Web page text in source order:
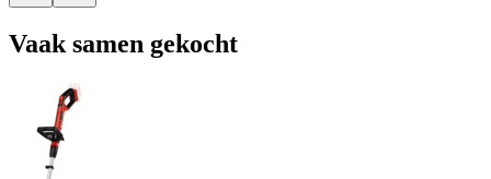
Vaak samen gekocht